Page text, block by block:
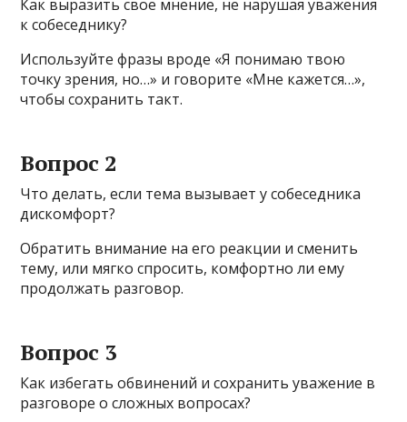
Как выразить свое мнение, не нарушая уважения
к собеседнику?
Используйте фразы вроде «Я понимаю твою
точку зрения, но…» и говорите «Мне кажется…»,
чтобы сохранить такт.
Вопрос 2
Что делать, если тема вызывает у собеседника
дискомфорт?
Обратить внимание на его реакции и сменить
тему, или мягко спросить, комфортно ли ему
продолжать разговор.
Вопрос 3
Как избегать обвинений и сохранить уважение в
разговоре о сложных вопросах?